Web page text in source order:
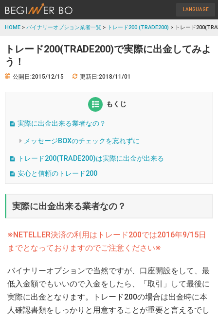
LANGUAGE
HOME > バイナリーオプション業者一覧 > トレード200 (TRADE200) > トレード
トレード200(TRADE200)で実際に出金してみよ
う！
公開日:2015/12/15 更新日:2018/11/01
もくじ
実際に出金出来る業者なの？
メッセージBOXのチェックを忘れずに
トレード200(TRADE200)は実際に出金が出来る
安心と信頼のトレード200
実際に出金出来る業者なの？
※NETELLER決済の利用はトレード200では2016年9/15日
までとなっておりますのでご注意ください※
バイナリーオプションで当然ですが、口座開設をして、最
低入金額でもいいので入金をしたら、「取引」して最後に
実際に出金となります。トレード200の場合は出金時に本
人確認書類をしっかりと用意することが重要と言えるでし